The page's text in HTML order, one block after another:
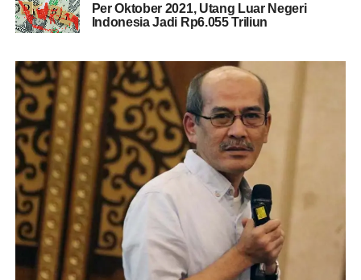
Per Oktober 2021, Utang Luar Negeri
Indonesia Jadi Rp6.055 Triliun